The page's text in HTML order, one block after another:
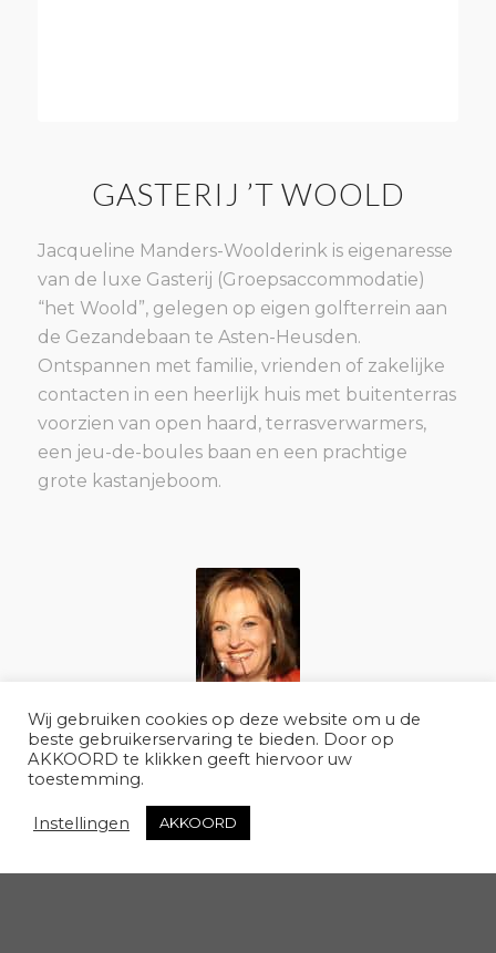
GASTERIJ ’T WOOLD
Jacqueline Manders-Woolderink is eigenaresse
van de luxe Gasterij (Groepsaccommodatie)
“het Woold”, gelegen op eigen golfterrein aan
de Gezandebaan te Asten-Heusden.
Ontspannen met familie, vrienden of zakelijke
contacten in een heerlijk huis met buitenterras
voorzien van open haard, terrasverwarmers,
een jeu-de-boules baan en een prachtige
grote kastanjeboom.
Jacqueline Manders-Woolderink
Wij gebruiken cookies op deze website om u de
beste gebruikerservaring te bieden. Door op
AKKOORD te klikken geeft hiervoor uw
toestemming.
Instellingen AKKOORD